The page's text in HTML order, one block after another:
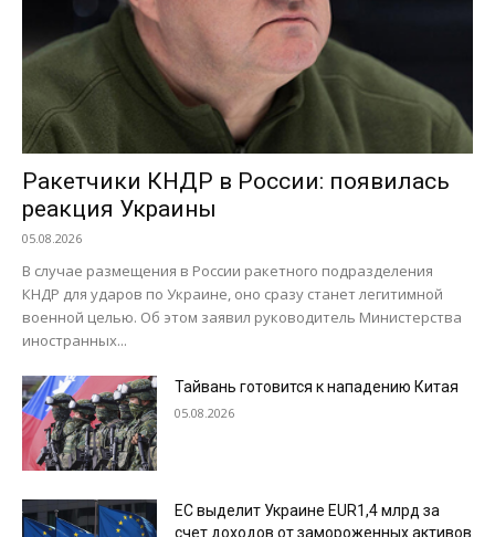
Ракетчики КНДР в России: появилась
реакция Украины
05.08.2026
В случае размещения в России ракетного подразделения
КНДР для ударов по Украине, оно сразу станет легитимной
военной целью. Об этом заявил руководитель Министерства
иностранных...
Тайвань готовится к нападению Китая
05.08.2026
ЕС выделит Украине EUR1,4 млрд за
счет доходов от замороженных активов